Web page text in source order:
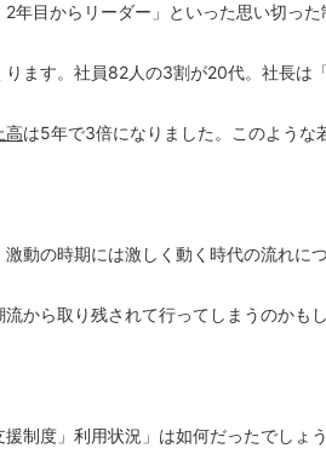
目からリーダー」といった思い切った
ます。社員82人の3割が20代。社長は
高は5年で3倍になりました。このような
動の時期には激しく動く時代の流れに
から取り残されて行ってしまうのかも
制度」利用状況」は如何だったでしょ